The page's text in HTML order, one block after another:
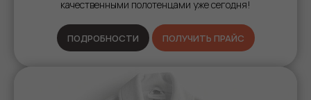
качественными полотенцами уже сегодня!
ПОДРОБНОСТИ ПОЛУЧИТЬ ПРАЙС